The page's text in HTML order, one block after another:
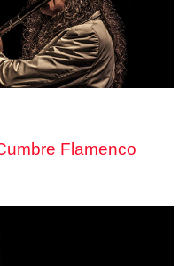
Flamenco